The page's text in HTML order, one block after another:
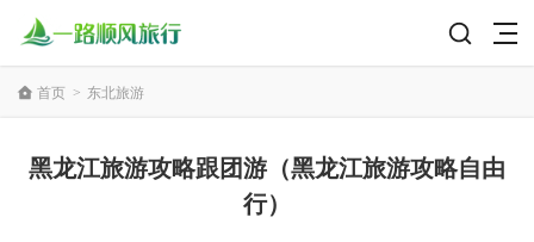
首页 > 东北旅游
黑龙江旅游攻略跟团游（黑龙江旅游攻略自由
行）